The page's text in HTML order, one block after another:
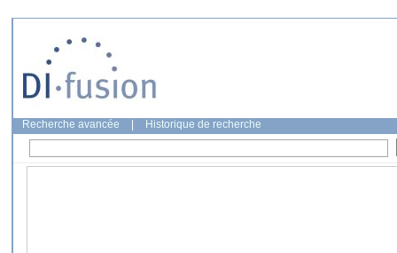
Recherche avancée Historique de recherche